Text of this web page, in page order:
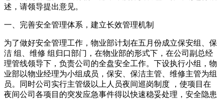
述，请领导提出意见。
一、完善安全管理体系，建立长效管理机制
为了做好安全管理工作，物业部计划在五月份成立保安组、保
洁 组、维修 组归口部门，在物业部的形式下，在公司副总经
理管线领导下，负责公司的全盘安全工作。下设执行小组，物
业部以物业经理为小组成员，保安、保洁主管、维修主管为组
员。同时公司实行主管级以上人员夜间巡岗制度 ，使项目在
夜间公司各项目的突发应急事件得以快速稳妥处理，安全隐患